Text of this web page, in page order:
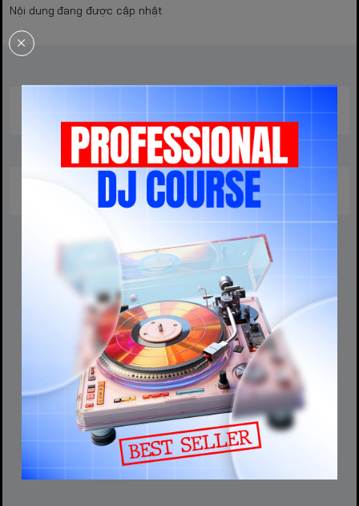
Nội dung đang được cập nhật
Sản phẩm liên quan
Sản phẩm cùng phân khúc